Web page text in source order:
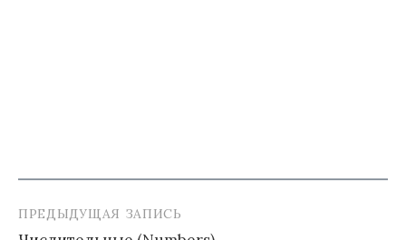
Навигация
ПРЕДЫДУЩАЯ ЗАПИСЬ